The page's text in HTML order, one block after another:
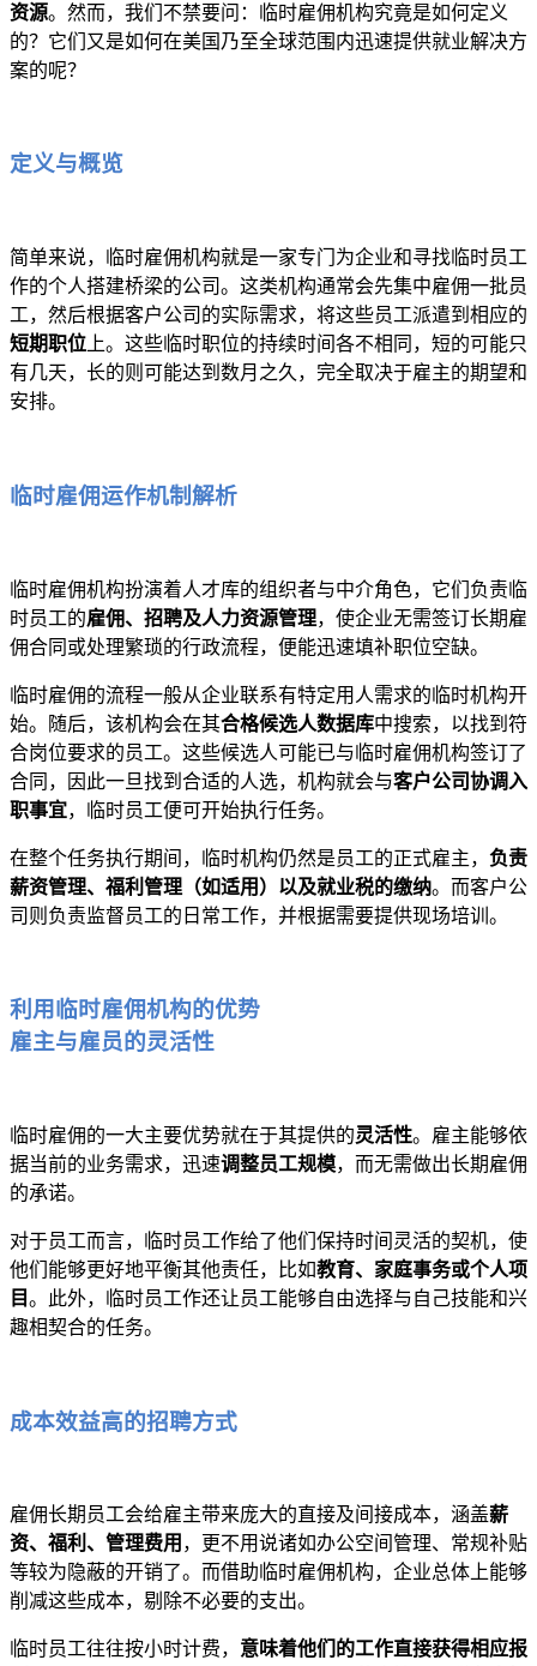
资源。然而，我们不禁要问：临时雇佣机构究竟是如何定义
的？它们又是如何在美国乃至全球范围内迅速提供就业解决方
案的呢？
定义与概览
简单来说，临时雇佣机构就是一家专门为企业和寻找临时员工
作的个人搭建桥梁的公司。这类机构通常会先集中雇佣一批员
工，然后根据客户公司的实际需求，将这些员工派遣到相应的
短期职位 上。这些临时职位的持续时间各不相同，短的可能只
有几天，长的则可能达到数月之久，完全取决于雇主的期望和
安排。
临时雇佣运作机制解析
临时雇佣机构扮演着人才库的组织者与中介角色，它们负责临
时员工的雇佣、招聘及人力资源管理，使企业无需签订长期雇
佣合同或处理繁琐的行政流程，便能迅速填补职位空缺。
临时雇佣的流程一般从企业联系有特定用人需求的临时机构开
始。随后，该机构会在其合格候选人数据库中搜索，以找到符
合岗位要求的员工。这些候选人可能已与临时雇佣机构签订了
合同，因此一旦找到合适的人选，机构就会与客户公司协调入
职事宜，临时员工便可开始执行任务。
在整个任务执行期间，临时机构仍然是员工的正式雇主， 负责
薪资管理、福利管理（如适用）以及就业税的缴纳。而客户公
司则负责监督员工的日常工作，并根据需要提供现场培训。
利用临时雇佣机构的优势
雇主与雇员的灵活性
临时雇佣的一大主要优势就在于其提供的灵活性。雇主能够依
据当前的业务需求，迅速调整员工规模，而无需做出长期雇佣
的承诺。
对于员工而言，临时员工作给了他们保持时间灵活的契机，使
他们能够更好地平衡其他责任，比如教育、家庭事务或个人项
目。此外，临时员工作还让员工能够自由选择与自己技能和兴
趣相契合的任务。
成本效益高的招聘方式
雇佣长期员工会给雇主带来庞大的直接及间接成本，涵盖薪
资、福利、管理费用 ，更不用说诸如办公空间管理、常规补贴
等较为隐蔽的开销了。而借助临时雇佣机构，企业总体上能够
削减这些成本，剔除不必要的支出。
临时员工往往按小时计费， 意味着他们的工作直接获得相应报